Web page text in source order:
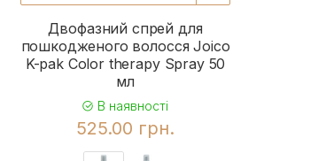
Двофазний спрей для
пошкодженого волосся Joico
K-pak Color therapy Spray 50
мл
В наявності
525.00 грн.